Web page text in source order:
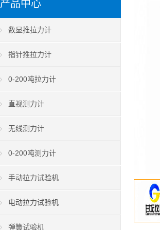
产品中心
数显推拉力计
指针推拉力计
0-200吨拉力计
直视测力计
无线测力计
0-200吨测力计
手动拉力试验机
电动拉力试验机
弹簧试验机